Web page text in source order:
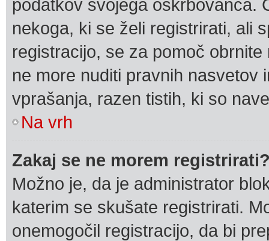
podatkov svojega oskrbovanca.
nekoga, ki se želi registrirati, ali
registracijo, se za pomoč
ne more nuditi pravnih nasvetov
vprašanja, razen tistih, ki so
Na vrh
Zakaj se ne morem
Možno je, da je administrator
katerim se skušate registrirati.
onemogočil registracijo, da bi